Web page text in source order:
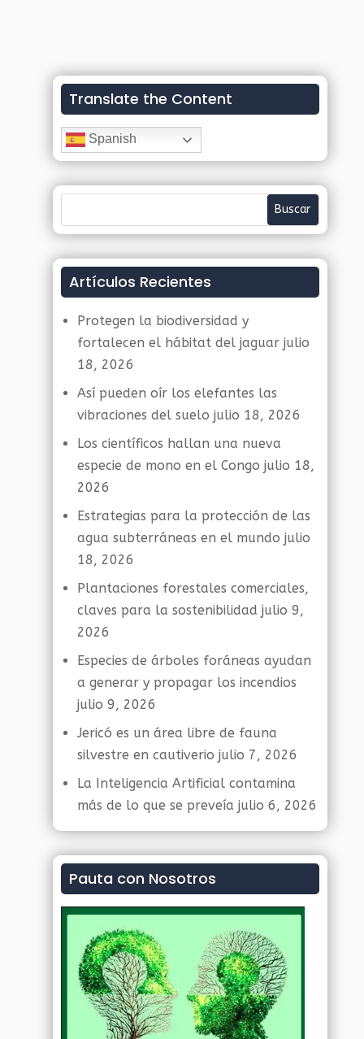
Translate the Content
Spanish
Artículos Recientes
Protegen la biodiversidad y
fortalecen el hábitat del jaguar julio
18, 2026
Así pueden oír los elefantes las
vibraciones del suelo julio 18, 2026
Los científicos hallan una nueva
especie de mono en el Congo julio 18,
2026
Estrategias para la protección de las
agua subterráneas en el mundo julio
18, 2026
Plantaciones forestales comerciales,
claves para la sostenibilidad julio 9,
2026
Especies de árboles foráneas ayudan
a generar y propagar los incendios
julio 9, 2026
Jericó es un área libre de fauna
silvestre en cautiverio julio 7, 2026
La Inteligencia Artificial contamina
más de lo que se preveía julio 6, 2026
Pauta con Nosotros